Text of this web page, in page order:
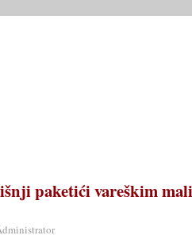
paketići vareškim